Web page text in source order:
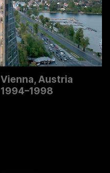
Vienna, Austria
1994–1998